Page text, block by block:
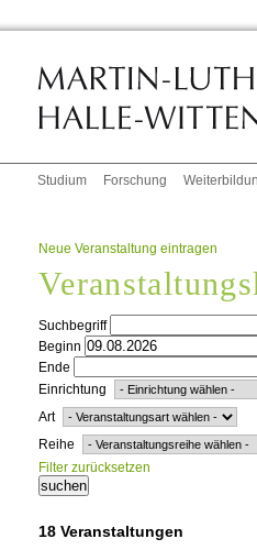
Studium Forschung
Neue Veranstaltung eintragen
Suchbegriff
Beginn
Ende
Einrichtung
Art
Reihe
Filter zurücksetzen
18 Veranstaltungen